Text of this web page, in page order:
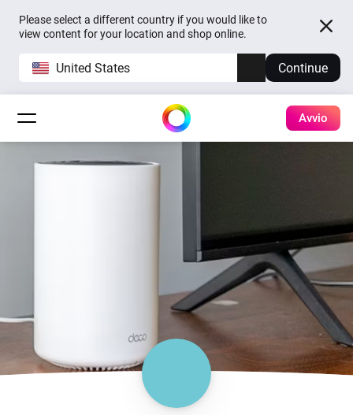
Please select a different country if you would like to
view content for your location and shop online.
United States Continue
Avvio